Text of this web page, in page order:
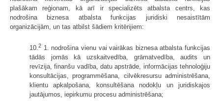
plašākam reģionam, kā arī ir specializēts atbalsta centrs, kas
nodrošina biznesa atbalsta funkcijas juridiski nesaistītām
organizācijām, un tas atbilst šādiem kritērijiem:
10.2 1. nodrošina vienu vai vairākas biznesa atbalsta funkcijas
tādās jomās kā uzskaitvedība, grāmatvedība, audits un
revīzija, finanšu vadība, datu apstrāde, informācijas tehnoloģiju
konsultācijas, programmēšana, cilvēkresursu administrēšana,
klientu apkalpošana, konsultēšana nodokļu un juridiskajos
jautājumos, iepirkumu procesu administrēšana;